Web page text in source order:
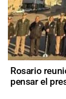
Rosario
pensar el